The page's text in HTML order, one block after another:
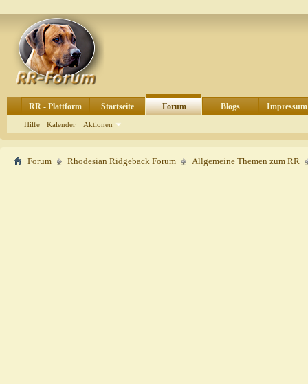
RR - Plattform Startseite Forum
Hilfe Kalender Aktionen
Blogs Impressum
Forum Rhodesian Ridgeback Forum Allgemeine Themen zum RR